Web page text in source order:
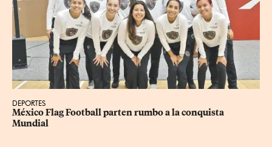
DEPORTES
México Flag Football parten rumbo a la conquista
Mundial